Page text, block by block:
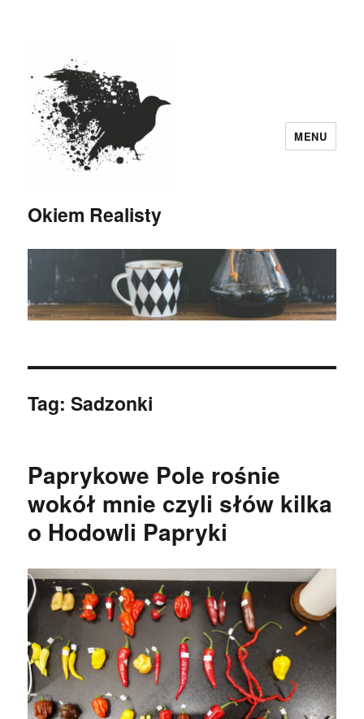
Okiem Realisty
MENU
Tag:Sadzonki
Paprykowe Pole rośnie
wokół mnie czyli słów kilka
o Hodowli Papryki